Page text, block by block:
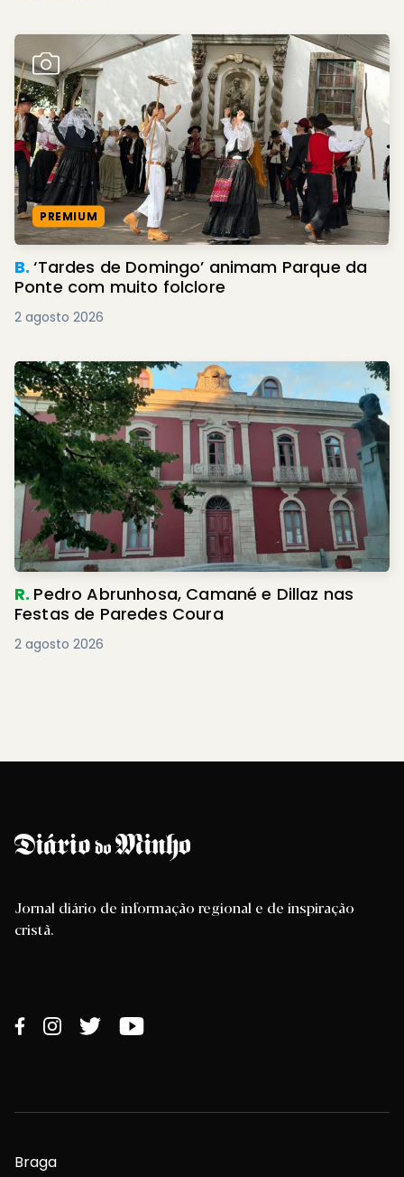
PREMIUM
B.‘Tardes de Domingo’ animam Parque da
Ponte com muito folclore
2 agosto 2026
R. Pedro Abrunhosa, Camané e Dillaz nas
Festas de Paredes Coura
2 agosto 2026
Jornal diário de informação regional e de inspiração
cristã.
Braga